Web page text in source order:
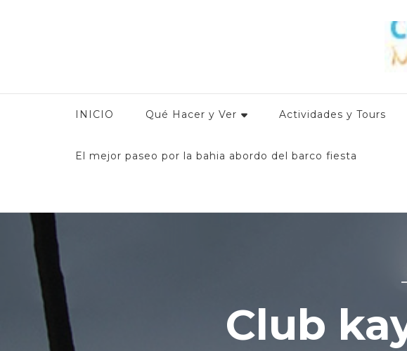
INICIO
Qué Hacer y Ver Actividades y Tours
El mejor paseo por la bahia abordo del barco fiesta
Club